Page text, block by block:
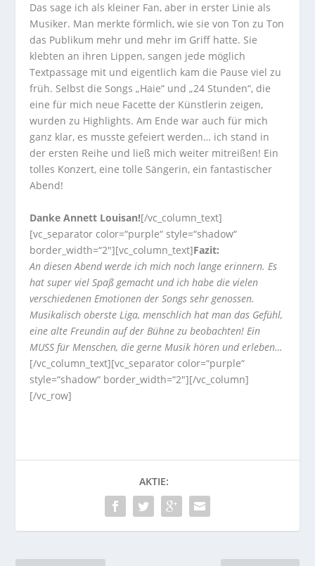
Das sage ich als kleiner Fan, aber in erster Linie als
Musiker. Man merkte förmlich, wie sie von Ton zu Ton
das Publikum mehr und mehr im Griff hatte. Sie
klebten an ihren Lippen, sangen jede möglich
Textpassage mit und eigentlich kam die Pause viel zu
früh. Selbst die Songs „Haie“ und „24 Stunden“, die
eine für mich neue Facette der Künstlerin zeigen,
wurden zu Highlights. Am Ende war auch für mich
ganz klar, es musste gefeiert werden… ich stand in
der ersten Reihe und ließ mich weiter mitreißen! Ein
tolles Konzert, eine tolle Sängerin, ein fantastischer
Abend!
Danke Annett Louisan![/vc_column_text]
[vc_separator color=“purple“ style=“shadow“
border_width=“2″][vc_column_text]Fazit:
An diesen Abend werde ich mich noch lange erinnern. Es
hat super viel Spaß gemacht und ich habe die vielen
verschiedenen Emotionen der Songs sehr genossen.
Musikalisch oberste Liga, menschlich hat man das Gefühl,
eine alte Freundin auf der Bühne zu beobachten! Ein
MUSS für Menschen, die gerne Musik hören und erleben…
[/vc_column_text][vc_separator color=“purple“
style=“shadow“ border_width=“2″][/vc_column]
[/vc_row]
AKTIE: